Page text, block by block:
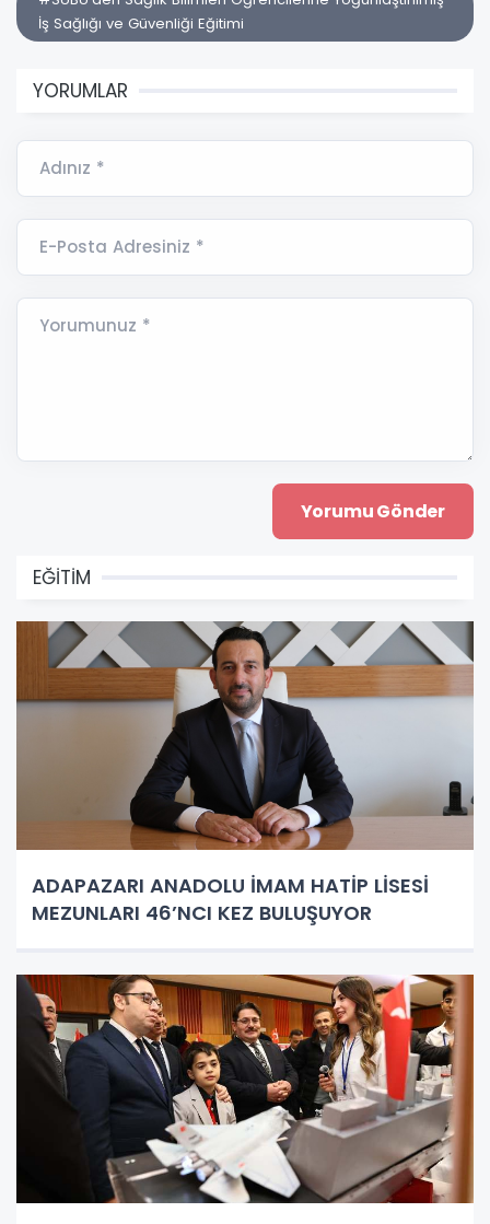
İş Sağlığı ve Güvenliği Eğitimi
YORUMLAR
Adınız *
E-Posta Adresiniz *
Yorumunuz *
EĞİTİM
ADAPAZARI ANADOLU İMAM HATİP LİSESİ
MEZUNLARI 46’NCI KEZ BULUŞUYOR